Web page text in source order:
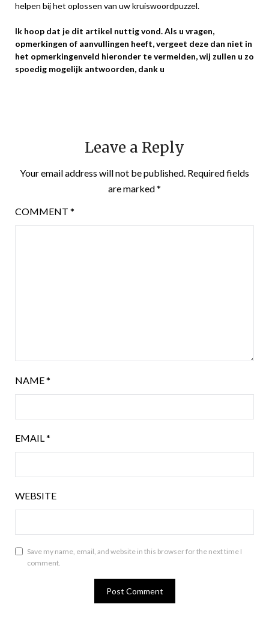
helpen bij het oplossen van uw kruiswoordpuzzel.
Ik hoop dat je dit artikel nuttig vond. Als u vragen,
opmerkingen of aanvullingen heeft, vergeet deze dan niet in
het opmerkingenveld hieronder te vermelden, wij zullen u zo
spoedig mogelijk antwoorden, dank u
Leave a Reply
Your email address will not be published. Required fields
are marked*
COMMENT *
NAME*
EMAIL*
WEBSITE
Save my name, email, and website in this browser for the next time I
comment.